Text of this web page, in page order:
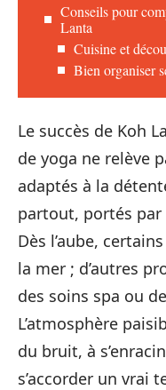
Conseils pour
Lanta
Cuisine et
Bien organiser
Le succès de Koh
de yoga ne relève
adaptés à la
partout, portés par
Dès l’aube,
la mer ; d’autres
des soins spa ou
L’atmosphère
du bruit, à
s’accorder un vrai